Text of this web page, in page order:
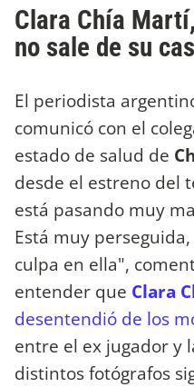
Clara Chía
no sale de su
El periodista
comunicó con el
estado de salud de
desde el estreno del
está pasando muy
Está muy
culpa en ella",
entender que Clara
desentendió de los
entre el ex jugador y
distintos fotógrafos